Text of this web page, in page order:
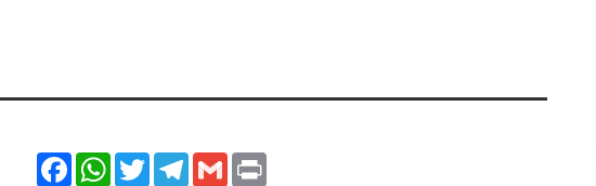
FacebookWhatsApp
TwitterTelegram
Gmail